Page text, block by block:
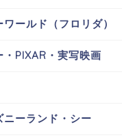
ールド（フロリダ）
・PIXAR・実写映画
ニーランド・シー